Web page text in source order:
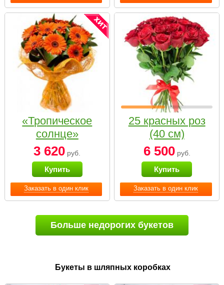
Заказать в один клик
«Тропическое
солнце»
3 620 руб.
Купить
Заказать в один клик
25 красных роз
(40 см)
6 500руб.
Купить
Больше недорогих букетов
Букеты в шляпных коробках